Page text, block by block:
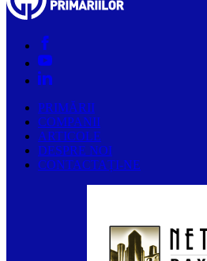
PRIMĂRII
COMPANII
ARTICOLE
DESPRE NOI
CONTACTAȚI-NE